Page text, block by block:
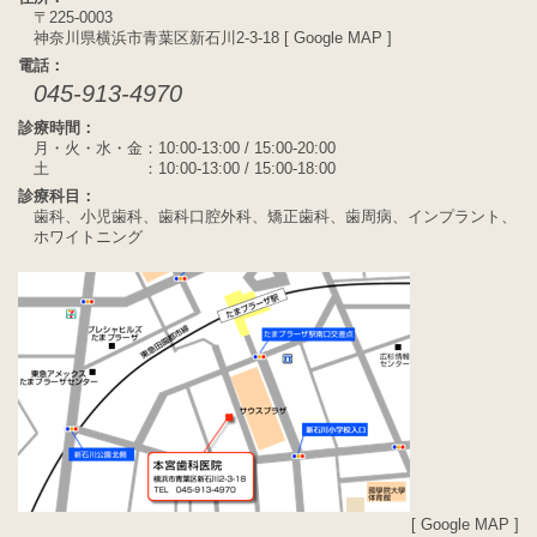
〒225-0003
神奈川県横浜市青葉区新石川2-3-18 [ Google MAP
電話：
045-913-4970
診療時間：
月・火・水・金：10:00-13:00 / 15:00-20:00
土 ：10:00-13:00 / 15:00-18:00
診療科目：
歯科、小児歯科、歯科口腔外科、矯正歯科、歯周病、インプラント、
ホワイトニング
Google MAP